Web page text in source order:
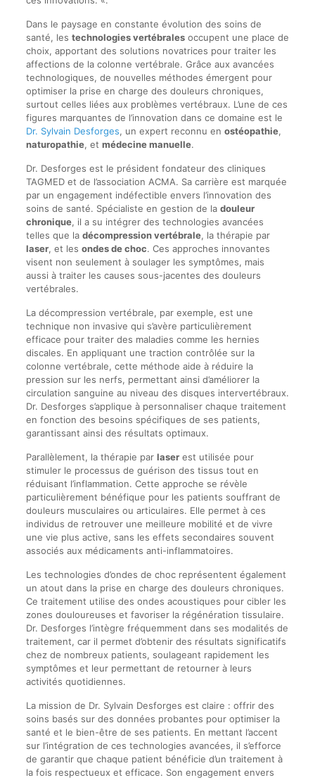
Dans le paysage en constante évolution des soins de
santé, les technologies vertébralesoccupent une place de
choix, apportant des solutions novatrices pour traiter les
affections de la colonne vertébrale. Grâce aux avancées
technologiques, de nouvelles méthodes émergent pour
optimiser la prise en charge des douleurs chroniques,
surtout celles liées aux problèmes vertébraux. L’une de ces
figures marquantes de l’innovation dans ce domaine est le
Dr. Sylvain Desforges, un expert reconnu en ostéopathie,
naturopathie, et médecine manuelle.
Dr. Desforges est le président fondateur des cliniques
TAGMED et de l’association ACMA. Sa carrière est marquée
par un engagement indéfectible envers l’innovation des
soins de santé. Spécialiste en gestion de la douleur
chronique, il a su intégrer des technologies avancées
telles que la décompression vertébrale, la thérapie par
laser, et les ondes de choc. Ces approches innovantes
visent non seulement à soulager les symptômes, mais
aussi à traiter les causes sous-jacentes des douleurs
vertébrales.
La décompression vertébrale, par exemple, est une
technique non invasive qui s’avère particulièrement
efficace pour traiter des maladies comme les hernies
discales. En appliquant une traction contrôlée sur la
colonne vertébrale, cette méthode aide à réduire la
pression sur les nerfs, permettant ainsi d’améliorer la
circulation sanguine au niveau des disques intervertébraux.
Dr. Desforges s’applique à personnaliser chaque traitement
en fonction des besoins spécifiques de ses patients,
garantissant ainsi des résultats optimaux.
Parallèlement, la thérapie par laserest utilisée pour
stimuler le processus de guérison des tissus tout en
réduisant l’inflammation. Cette approche se révèle
particulièrement bénéfique pour les patients souffrant de
douleurs musculaires ou articulaires. Elle permet à ces
individus de retrouver une meilleure mobilité et de vivre
une vie plus active, sans les effets secondaires souvent
associés aux médicaments anti-inflammatoires.
Les technologies d’ondes de choc représentent également
un atout dans la prise en charge des douleurs chroniques.
Ce traitement utilise des ondes acoustiques pour cibler les
zones douloureuses et favoriser la régénération tissulaire.
Dr. Desforges l’intègre fréquemment dans ses modalités de
traitement, car il permet d’obtenir des résultats significatifs
chez de nombreux patients, soulageant rapidement les
symptômes et leur permettant de retourner à leurs
activités quotidiennes.
La mission de Dr. Sylvain Desforges est claire : offrir des
soins basés sur des données probantes pour optimiser la
santé et le bien-être de ses patients. En mettant l’accent
sur l’intégration de ces technologies avancées, il s’efforce
de garantir que chaque patient bénéficie d’un traitement à
la fois respectueux et efficace. Son engagement envers